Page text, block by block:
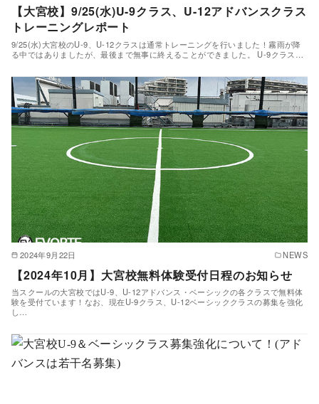
【大宮校】9/25(水)U-9クラス、U-12アドバンスクラス
トレーニングレポート
9/25(水)大宮校のU-9、U-12クラスは通常トレーニングを行いました！霧雨が降
る中ではありましたが、最後まで無事に終えることができました。 U-9クラス…
2024年9月22日 NEWS
【2024年10月】大宮校無料体験受付日程のお知らせ
当スクールの大宮校ではU-9、U-12アドバンス・ベーシックの各クラスで無料体
験を受付ています！なお、現在U-9クラス、U-12ベーシッククラスの募集を強化
し…